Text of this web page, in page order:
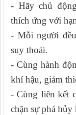
- Hãy chủ
thích ứng với
- Mỗi người
suy thoái.
- Cùng hành
khí hậu, giảm
- Cùng liên kết
chặn sự phá hủy